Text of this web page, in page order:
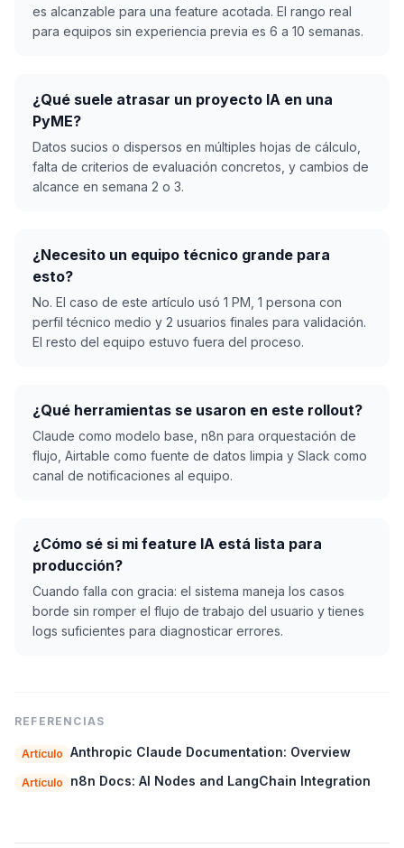
es alcanzable para una feature acotada. El rango real
para equipos sin experiencia previa es 6 a 10 semanas.
¿Qué suele atrasar un proyecto IA en una
PyME?
Datos sucios o dispersos en múltiples hojas de cálculo,
falta de criterios de evaluación concretos, y cambios de
alcance en semana 2 o 3.
¿Necesito un equipo técnico grande para
esto?
No. El caso de este artículo usó 1 PM, 1 persona con
perfil técnico medio y 2 usuarios finales para validación.
El resto del equipo estuvo fuera del proceso.
¿Qué herramientas se usaron en este rollout?
Claude como modelo base, n8n para orquestación de
flujo, Airtable como fuente de datos limpia y Slack como
canal de notificaciones al equipo.
¿Cómo sé si mi feature IA está lista para
producción?
Cuando falla con gracia: el sistema maneja los casos
borde sin romper el flujo de trabajo del usuario y tienes
logs suficientes para diagnosticar errores.
REFERENCIAS
Artículo Anthropic Claude Documentation: Overview
Artículo n8n Docs: AI Nodes and LangChain Integration